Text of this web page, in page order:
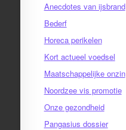
Anecdotes van ijsbrand
Bederf
Horeca perikelen
Kort actueel voedsel
Maatschappelijke onzin
Noordzee vis promotie
Onze gezondheid
Pangasius dossier